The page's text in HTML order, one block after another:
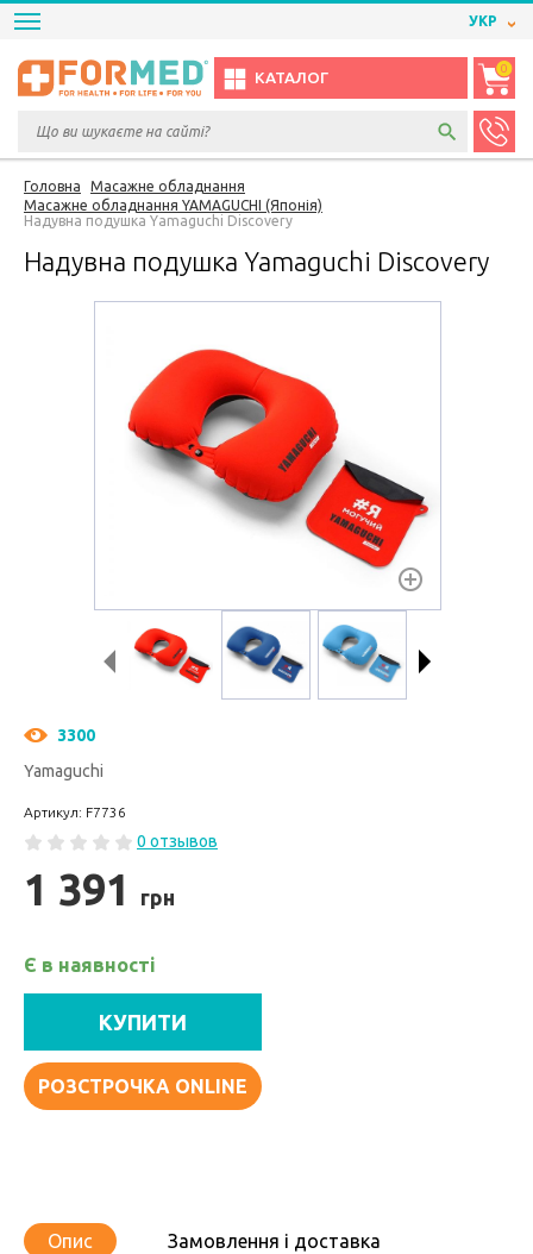
УКР
КАТАЛОГ
0
Головна
Масажне обладнання
Масажне обладнання YAMAGUCHI (Японія)
Надувна подушка Yamaguchi Discovery
Надувна подушка Yamaguchi Discovery
3300
Yamaguchi
Артикул: F7736
0 отзывов
1 391 грн
Є в наявності
КУПИТИ
РОЗСТРОЧКА ONLINE
Опис
Замовлення і доставка